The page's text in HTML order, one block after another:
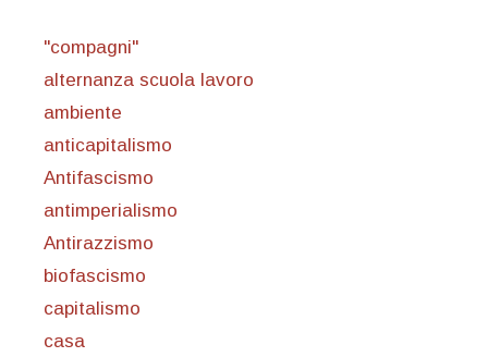
"compagni"
alternanza scuola lavoro
ambiente
anticapitalismo
Antifascismo
antimperialismo
Antirazzismo
biofascismo
capitalismo
casa